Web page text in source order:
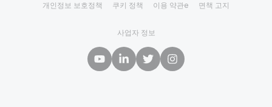
개인정보 보호정책 쿠키 정책 이용 약관e 면책 고지
사업자 정보